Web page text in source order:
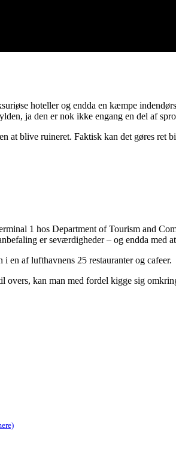
hoteller og endda en kæmpe
ja den er nok ikke engang en del af
at blive ruineret. Faktisk kan det gøres
1 hos Department of Tourism and
er seværdigheder – og endda med
en af lufthavnens 25 restauranter og cafeer.
kan man med fordel kigge sig